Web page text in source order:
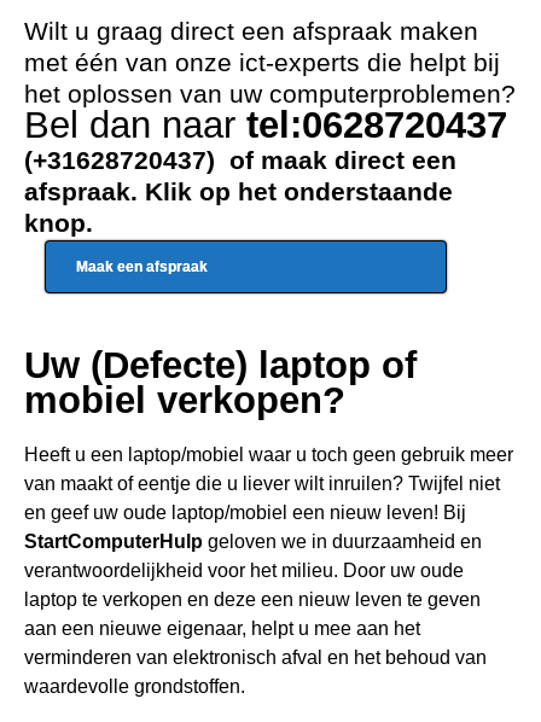
Wilt u graag direct een afspraak maken
met één van onze ict-experts die helpt bij
het oplossen van uw computerproblemen?
Bel dan naar tel:0628720437
(+31628720437) of maak direct een
afspraak. Klik op het onderstaande
knop.
Maak een afspraak
Uw (Defecte) laptop of
mobiel verkopen?
Heeft u een laptop/mobiel waar u toch geen gebruik meer
van maakt of eentje die u liever wilt inruilen? Twijfel niet
en geef uw oude laptop/mobiel een nieuw leven! Bij
StartComputerHulp geloven we in duurzaamheid en
verantwoordelijkheid voor het milieu. Door uw oude
laptop te verkopen en deze een nieuw leven te geven
aan een nieuwe eigenaar, helpt u mee aan het
verminderen van elektronisch afval en het behoud van
waardevolle grondstoffen.